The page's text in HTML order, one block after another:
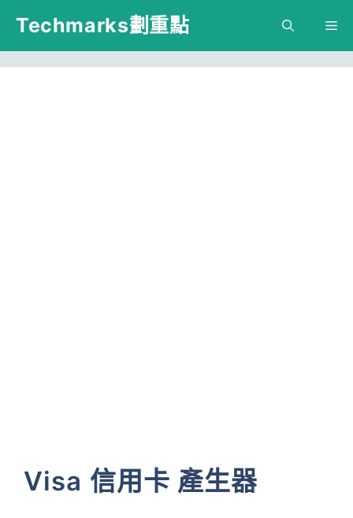
跳
主
Techmarks劃重點
Visa 信用卡 產生器